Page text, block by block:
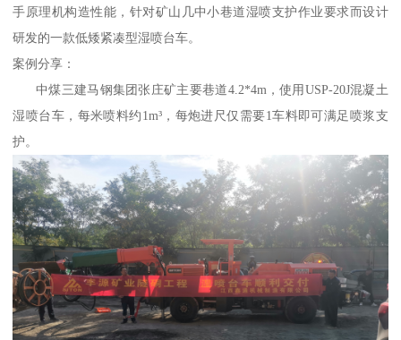
手原理机构造性能，针对矿山几中小巷道湿喷支护作业要求而设计
研发的一款低矮紧凑型湿喷台车。
案例分享：
中煤三建马钢集团张庄矿主要巷道4.2*4m，使用USP-20J混凝土
湿喷台车，每米喷料约1m³，每炮进尺仅需要1车料即可满足喷浆支
护。